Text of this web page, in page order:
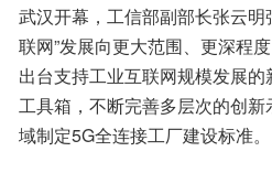
武汉开幕，工信部副部长张云明
联网”发展向更大范围、更深程
出台支持工业互联网规模发展
工具箱，不断完善多层次的创
域制定5G全连接工厂建设标准。